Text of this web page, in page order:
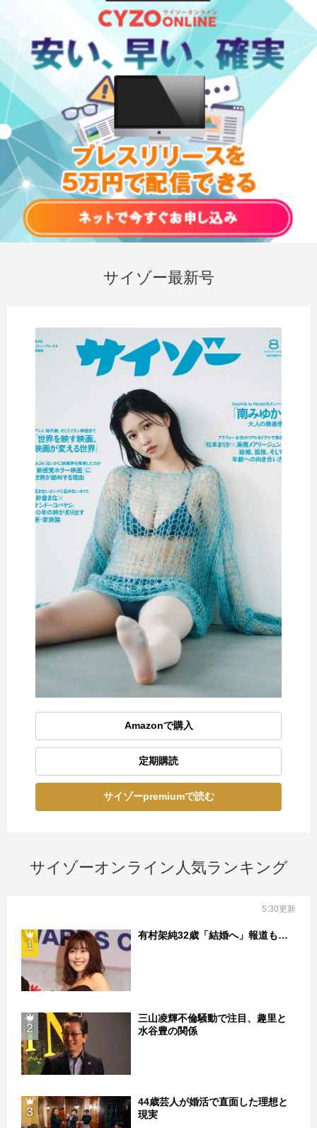
サイゾー最新号
Amazonで購入
定期購読
サイゾーpremiumで読む
サイゾーオンライン人気ランキング
5:30更新
1
有村架純32歳「結婚へ」報道も…
2
三山凌輝不倫騒動で注目、趣里と
水谷豊の関係
3
44歳芸人が婚活で直面した理想と
現実